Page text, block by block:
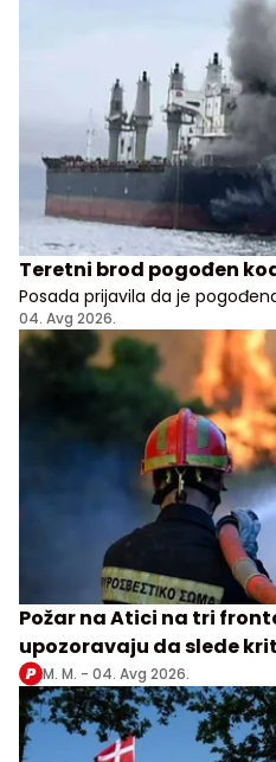
Teretni brod pogođen
Posada prijavila da je
noći, nema potvrde odakle je
04. Avg 2026.
Požar na Atici na tri
upozoravaju da slede
M. M. - 04. Avg 2026.